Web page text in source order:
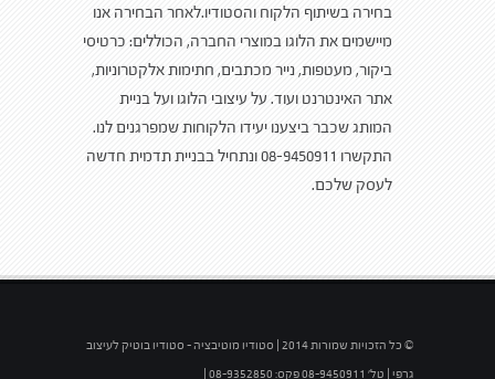
בחירה בשיתוף הלקוח והסטודיו.לאחר הבחירה אנו
מיישמים את הלוגו במוצרי החברה, הכוללים: כרטיסי
ביקור, מעטפות, נייר מכתבים, חתימות אלקטרוניות,
אתר האינטרנט ועוד. על עיצובי הלוגו ועל בניית
המותג שכבר ביצענו יעידו הלקוחות שמפרגנים לנו.
התקשרו 08-9450911 ונתחיל בבניית תדמית חדשה
לעסק שלכם.
© כל הזכויות שמורות 2014 | סטודיו מוטיבציה – סטודיו בוטיק לעיצוב
גרפי | טל' 08-9450911 פקס: 08-9352850 |